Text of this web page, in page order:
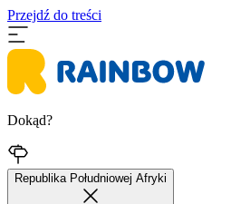
Przejdź do treści
Dokąd?
Republika Południowej Afryki